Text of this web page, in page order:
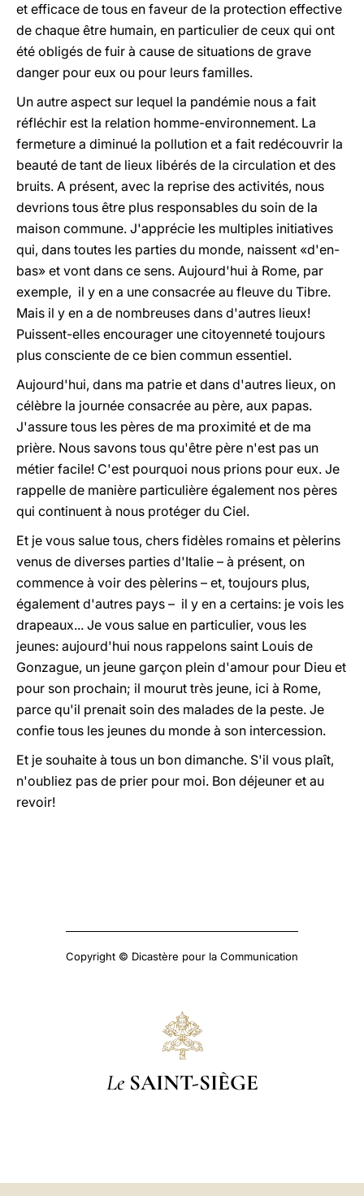
et efficace de tous en faveur de la protection effective
de chaque être humain, en particulier de ceux qui ont
été obligés de fuir à cause de situations de grave
danger pour eux ou pour leurs familles.
Un autre aspect sur lequel la pandémie nous a fait
réfléchir est la relation homme-environnement. La
fermeture a diminué la pollution et a fait redécouvrir la
beauté de tant de lieux libérés de la circulation et des
bruits. A présent, avec la reprise des activités, nous
devrions tous être plus responsables du soin de la
maison commune. J'apprécie les multiples initiatives
qui, dans toutes les parties du monde, naissent «d'en-
bas» et vont dans ce sens. Aujourd'hui à Rome, par
exemple, il y en a une consacrée au fleuve du Tibre.
Mais il y en a de nombreuses dans d'autres lieux!
Puissent-elles encourager une citoyenneté toujours
plus consciente de ce bien commun essentiel.
Aujourd'hui, dans ma patrie et dans d'autres lieux, on
célèbre la journée consacrée au père, aux papas.
J'assure tous les pères de ma proximité et de ma
prière. Nous savons tous qu'être père n'est pas un
métier facile! C'est pourquoi nous prions pour eux. Je
rappelle de manière particulière également nos pères
qui continuent à nous protéger du Ciel.
Et je vous salue tous, chers fidèles romains et pèlerins
venus de diverses parties d'Italie – à présent, on
commence à voir des pèlerins – et, toujours plus,
également d'autres pays – il y en a certains: je vois les
drapeaux... Je vous salue en particulier, vous les
jeunes: aujourd'hui nous rappelons saint Louis de
Gonzague, un jeune garçon plein d'amour pour Dieu et
pour son prochain; il mourut très jeune, ici à Rome,
parce qu'il prenait soin des malades de la peste. Je
confie tous les jeunes du monde à son intercession.
Et je souhaite à tous un bon dimanche. S'il vous plaît,
n'oubliez pas de prier pour moi. Bon déjeuner et au
revoir!
Copyright © Dicastère pour la Communication
Le SAINT-SIÈGE